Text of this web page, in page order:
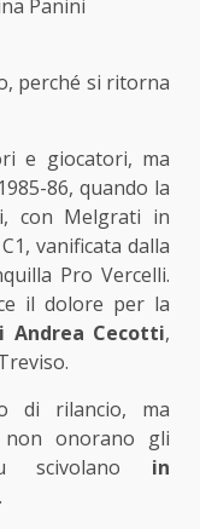
Panini
perché si ritorna
e giocatori, ma
86, quando la
con Melgrati in
vanificata dalla
Pro Vercelli.
il dolore per la
Andrea Cecotti,
di rilancio, ma
non onorano gli
scivolano in
.